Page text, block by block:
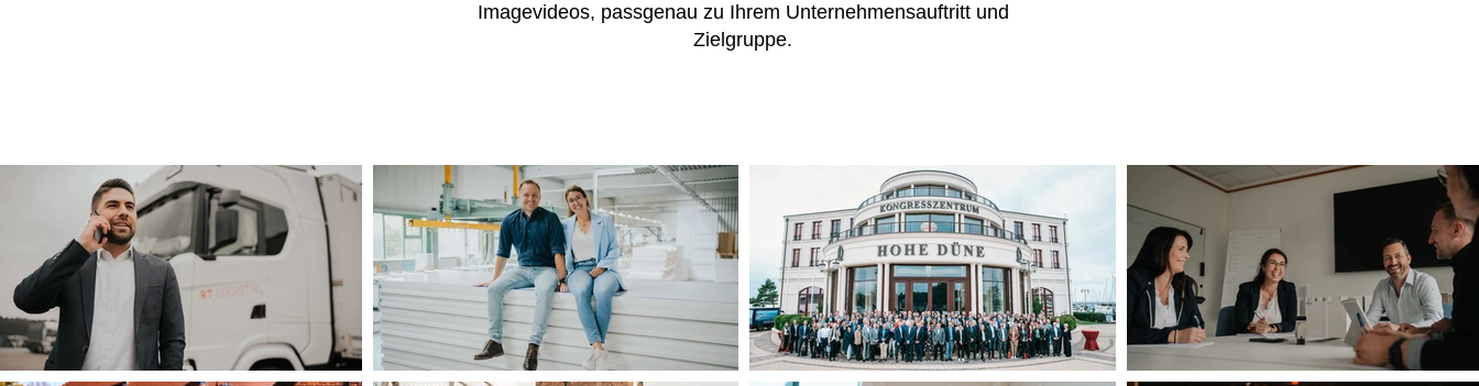
Imagevideos, passgenau zu Ihrem Unternehmensauftritt und
Zielgruppe.